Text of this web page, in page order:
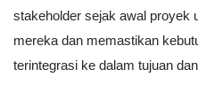
stakeholder sejak awal proyek
mereka dan memastikan
terintegrasi ke dalam tujuan